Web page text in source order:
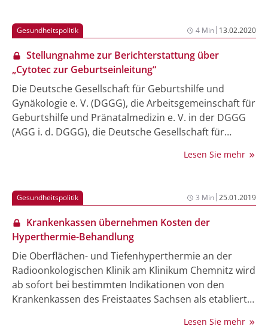
Gesundheitspolitik 4 Min| 13.02.2020
Stellungnahme zur Berichterstattung über
„Cytotec zur Geburtseinleitung“
Die Deutsche Gesellschaft für Geburtshilfe und
Gynäkologie e. V. (DGGG), die Arbeitsgemeinschaft für
Geburtshilfe und Pränatalmedizin e. V. in der DGGG
(AGG i. d. DGGG), die Deutsche Gesellschaft für
Gesellschaft für Pränatal- und Geburtsmedizin e. V.
Leitender Ärztinnen und Ärzte in der Geburtshilfe und
Frauenheilkunde e. V. (BLFG) möchten zur
Berichterstattung über &bdquo;Cytotec zur
Geburtseinleitung&ldquo; Stellung nehmen.
Lesen Sie mehr
Gesundheitspolitik 3 Min|25.01.2019
Krankenkassen übernehmen Kosten der
Hyperthermie-Behandlung
Die Oberflächen- und Tiefenhyperthermie an der
Radioonkologischen Klinik am Klinikum Chemnitz wird
ab sofort bei bestimmten Indikationen von den
Krankenkassen des Freistaates Sachsen als etablierte
erklären sich prinzipiell zur Kostenübernahme bereit.
Lesen Sie mehr